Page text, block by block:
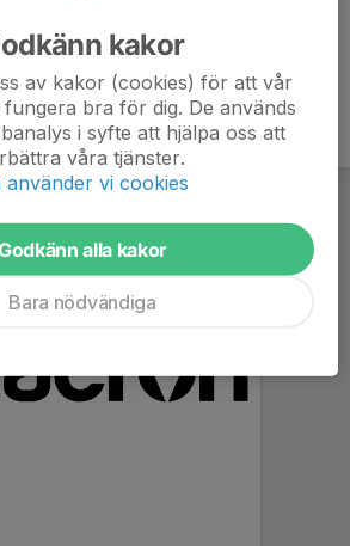
kakor
av kakor (cookies) för att vår
bra för dig. De används
i syfte att hjälpa oss att
våra tjänster.
använder vi cookies
alla kakor
Bara nödvändiga